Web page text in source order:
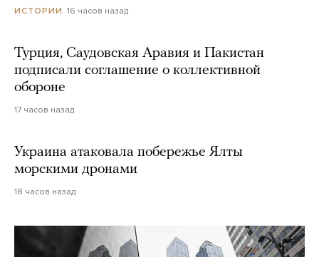
ИСТОРИИ 16 часов назад
Турция, Саудовская Аравия и Пакистан
подписали соглашение о коллективной
обороне
17 часов назад
Украина атаковала побережье Ялты
морскими дронами
18 часов назад